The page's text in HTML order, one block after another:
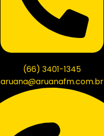
(66) 3401-1345
aruana@aruanafm.com.br